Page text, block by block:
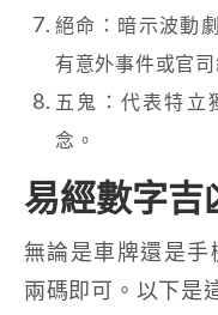
絕命：暗示波動
有意外事件或官司
五鬼：代表特立
念。
易經數字吉
無論是車牌還是
兩碼即可。以下是